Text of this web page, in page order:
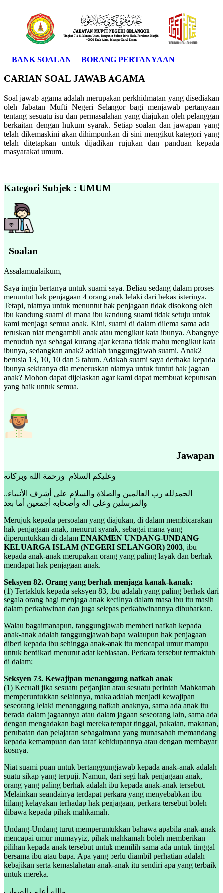
BANK SOALAN BORANG PERTANYAAN
CARIAN SOAL JAWAB AGAMA
Soal jawab agama adalah merupakan perkhidmatan yang disediakan
oleh Jabatan Mufti Negeri Selangor bagi menjawab pertanyaan
tentang sesuatu isu dan permasalahan yang diajukan oleh pelanggan
berkaitan dengan hukum syarak. Setiap soalan dan jawapan yang
telah dikemaskini akan dihimpunkan di sini mengikut kategori yang
telah ditetapkan untuk dijadikan rujukan dan panduan kepada
masyarakat umum.
Kategori Subjek : UMUM
Soalan
Assalamualaikum,
Saya ingin bertanya untuk suami saya. Beliau sedang dalam proses
menuntut hak penjagaan 4 orang anak lelaki dari bekas isterinya.
Tetapi, niatnya untuk menuntut hak penjagaan tidak disokong oleh
ibu kandung suami di mana ibu kandung suami tidak setuju untuk
kami menjaga semua anak. Kini, suami di dalam dilema sama ada
teruskan niat mengambil anak atau mengikut kata ibunya. Abangnye
menuduh nya sebagai kurang ajar kerana tidak mahu mengikut kata
ibunya, sedangkan anak2 adalah tanggungjawab suami. Anak2
berusia 13, 10, 10 dan 5 tahun. Adakah suami saya derhaka kepada
ibunya sekiranya dia meneruskan niatnya untuk tuntut hak jagaan
anak? Mohon dapat dijelaskan agar kami dapat membuat keputusan
yang baik untuk semua.
Jawapan
..الحمدلله رب العالمين والصلاة والسلام على أشرف الأنبياء
والمرسلين وعلى اله وأصحابه أجمعين أما بعد
Merujuk kepada persoalan yang diajukan, di dalam membicarakan
hak penjagaan anak, menurut syarak, sebagai mana yang
diperuntukkan di dalam ENAKMEN UNDANG-UNDANG
KELUARGA ISLAM (NEGERI SELANGOR) 2003, ibu
kepada anak-anak merupakan orang yang paling layak dan berhak
mendapat hak penjagaan anak.
Seksyen 82. Orang yang berhak menjaga kanak-kanak:
(1) Tertakluk kepada seksyen 83, ibu adalah yang paling berhak dari
segala orang bagi menjaga anak kecilnya dalam masa ibu itu masih
dalam perkahwinan dan juga selepas perkahwinannya dibubarkan.
Walau bagaimanapun, tanggungjawab memberi nafkah kepada
anak-anak adalah tanggungjawab bapa walaupun hak penjagaan
diberi kepada ibu sehingga anak-anak itu mencapai umur mampu
untuk berdikari menurut adat kebiasaan. Perkara tersebut termaktub
di dalam:
Seksyen 73. Kewajipan menanggung nafkah anak
(1) Kecuali jika sesuatu perjanjian atau sesuatu perintah Mahkamah
memperuntukkan selainnya, maka adalah menjadi kewajipan
seseorang lelaki menanggung nafkah anaknya, sama ada anak itu
berada dalam jagaannya atau dalam jagaan seseorang lain, sama ada
dengan mengadakan bagi mereka tempat tinggal, pakaian, makanan,
perubatan dan pelajaran sebagaimana yang munasabah memandang
kepada kemampuan dan taraf kehidupannya atau dengan membayar
kosnya.
Niat suami puan untuk bertanggungjawab kepada anak-anak adalah
suatu sikap yang terpuji. Namun, dari segi hak penjagaan anak,
orang yang paling berhak adalah ibu kepada anak-anak tersebut.
Melainkan seandainya terdapat perkara yang menyebabkan ibu
hilang kelayakan terhadap hak penjagaan, perkara tersebut boleh
dibawa kepada pihak mahkamah.
Undang-Undang turut memperuntukkan bahawa apabila anak-anak
mencapai umur mumayyiz, pihak mahkamah boleh memberikan
pilihan kepada anak tersebut untuk memilih sama ada untuk tinggal
bersama ibu atau bapa. Apa yang perlu diambil perhatian adalah
kebajikan serta kemaslahatan anak-anak itu sendiri apa yang terbaik
untuk mereka.
والله أعلم بالصواب